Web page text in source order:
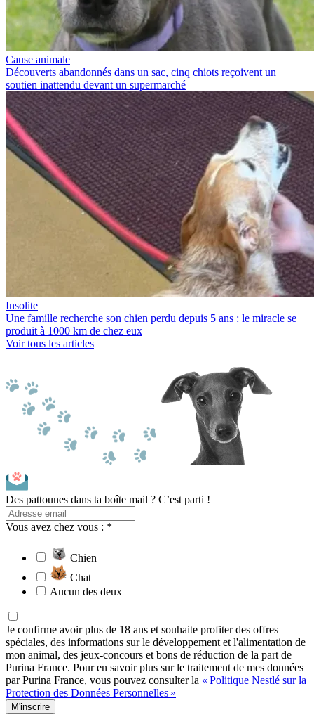
Cause animale
Découverts abandonnés dans un sac, cinq chiots reçoivent un
soutien inattendu devant un supermarché
Insolite
Une famille recherche son chien perdu depuis 5 ans : le miracle se
produit à 1000 km de chez eux
Voir tous les articles
Des pattounes dans ta boîte mail ? C’est parti !
Vous avez chez vous : *
Chien
Chat
Aucun des deux
Je confirme avoir plus de 18 ans et souhaite profiter des offres
spéciales, des informations sur le développement et l'alimentation de
mon animal, des jeux-concours et bons de réduction de la part de
Purina France. Pour en savoir plus sur le traitement de mes données
par Purina France, vous pouvez consulter la « Politique Nestlé sur la
Protection des Données Personnelles »
M'inscrire